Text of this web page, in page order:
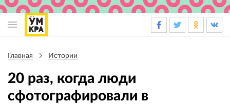
навигации
Главная Истории
20 раз, когда люди
сфотографировали в